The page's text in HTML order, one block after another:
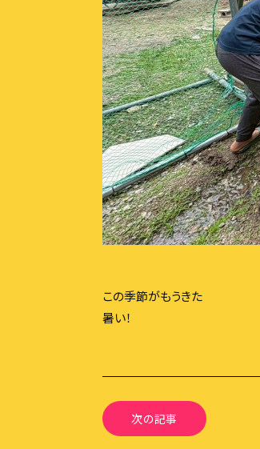
3分
精
フ
この季節がもうきた
暑い！
次の記事